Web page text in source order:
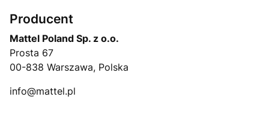
Producent
Mattel Poland Sp. z o.o.
Prosta 67
00-838 Warszawa, Polska
info@mattel.pl